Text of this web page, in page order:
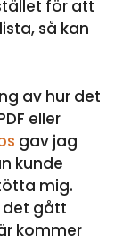
för att
så kan
av hur det
eller
gav jag
kunde
mig.
det gått
kommer